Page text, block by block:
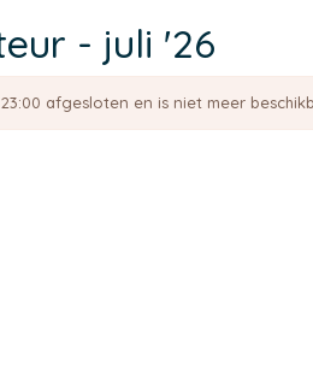
- juli '26
afgesloten en is niet meer